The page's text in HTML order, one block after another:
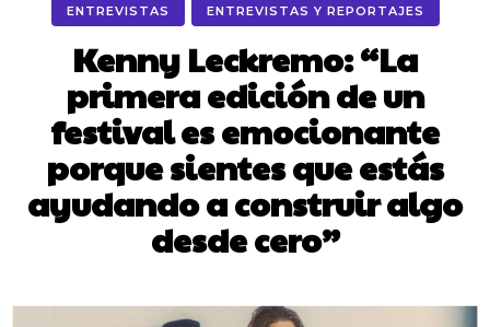
ENTREVISTAS ENTREVISTAS Y REPORTAJES
Kenny Leckremo: “La
primera edición de un
festival es emocionante
porque sientes que estás
ayudando a construir algo
desde cero”